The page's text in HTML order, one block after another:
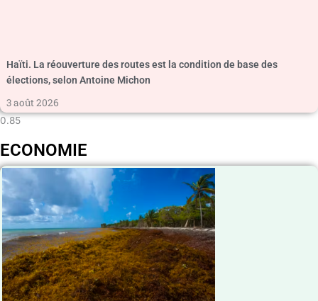
Haïti. La réouverture des routes est la condition de base des
élections, selon Antoine Michon
3 août 2026
ECONOMIE